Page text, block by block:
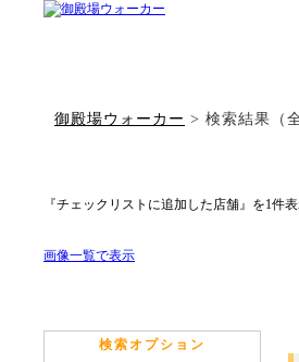
御殿場ウォーカー > 検索結果（
『チェックリストに追加した店舗』を1件表
画像一覧で表示
検索オプション